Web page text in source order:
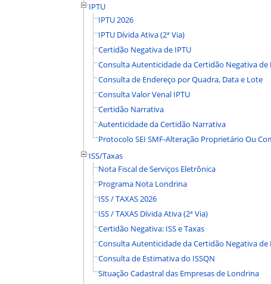
IPTU
IPTU 2026
IPTU Dívida Ativa (2ª Via)
Certidão Negativa de IPTU
Consulta Autenticidade da Certidão Negativa de
Consulta de Endereço por Quadra, Data e Lote
Consulta Valor Venal IPTU
Certidão Narrativa
Autenticidade da Certidão Narrativa
Protocolo SEI SMF-Alteração Proprietário Ou
ISS/Taxas
Nota Fiscal de Serviços Eletrônica
Programa Nota Londrina
ISS / TAXAS 2026
ISS / TAXAS Dívida Ativa (2ª Via)
Certidão Negativa: ISS e Taxas
Consulta Autenticidade da Certidão Negativa de
Consulta de Estimativa do ISSQN
Situação Cadastral das Empresas de Londrina